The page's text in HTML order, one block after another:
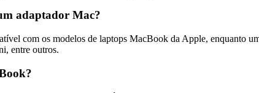
adaptador Mac?
com os modelos de laptops MacBook da Apple, enquanto
entre outros.